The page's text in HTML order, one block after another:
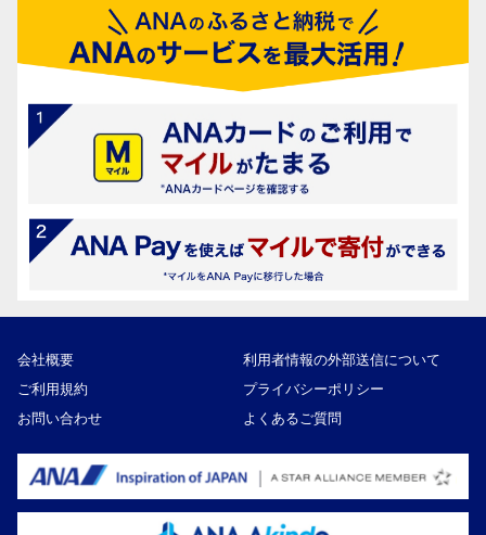
会社概要
利用者情報の外部送信について
ご利用規約
プライバシーポリシー
お問い合わせ
よくあるご質問